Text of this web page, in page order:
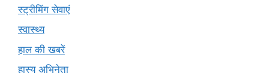
स्ट्रीमिंग सेवाएं
स्वास्थ्य
हाल की खबरें
हास्य अभिनेता